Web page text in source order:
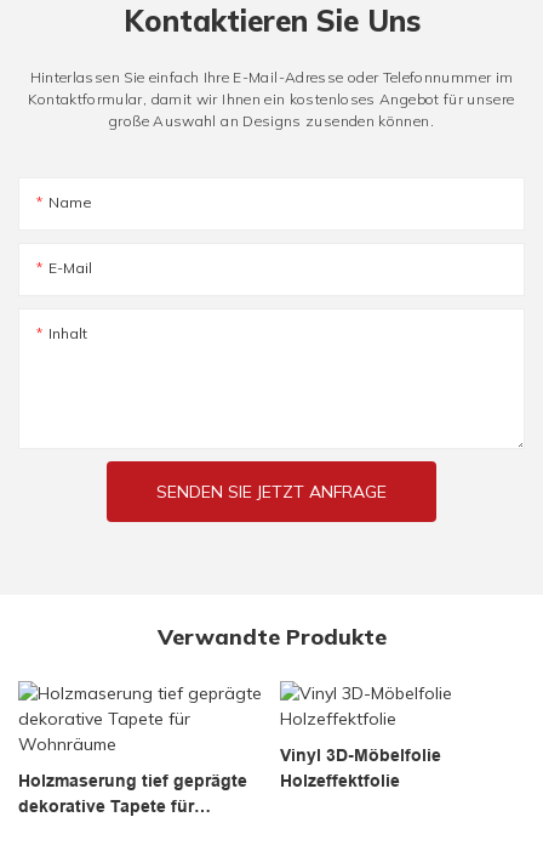
Kontaktieren Sie Uns
Hinterlassen Sie einfach Ihre E-Mail-Adresse oder Telefonnummer im
Kontaktformular, damit wir Ihnen ein kostenloses Angebot für unsere
große Auswahl an Designs zusenden können.
Name
E-Mail
Inhalt
SENDEN SIE JETZT ANFRAGE
Verwandte Produkte
Holzmaserung tief geprägte
dekorative Tapete für
Vinyl 3D-Möbelfolie
Holzeffektfolie